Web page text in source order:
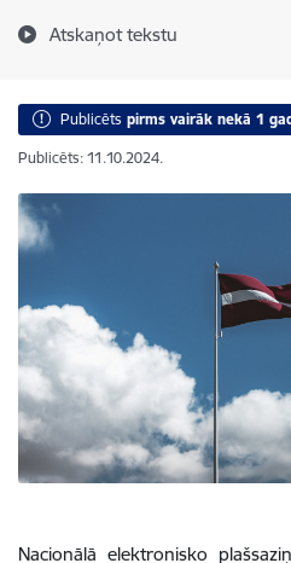
Atskaņot tekstu
Publicēts pirms vairāk nekā 1
Publicēts: 11.10.2024.
Nacionālā elektronisko